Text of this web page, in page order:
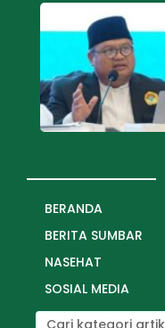
BERANDA
BERITA SUMBAR
NASEHAT
SOSIAL MEDIA